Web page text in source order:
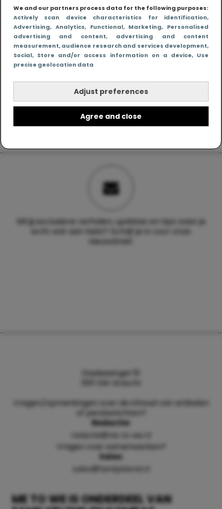
We and our partners process data for the following purposes:
Actively scan device characteristics for identification,
Advertising, Analytics, Functional, Marketing, Personalised
advertising and content, advertising and content
measurement, audience research and services development,
Social, Store and/or access information on a device, Use
precise geolocation data
Adjust preferences
Agree and close
Wil jij exclusieve verhalen, updates en tips waar je
echt wat aan hebt? Schrijf je in voor onze
nieuwsbrief.
ME TO WE IS ONDERDEEL VAN
Daalsesingel 51
3511 SW Utrecht
Vragen/opmerkingen over de inhoud van artikelen
of persberichten?
Redactie:
redactie@me-to-we.nl
Vragen over samenwerken?
Sales:
sales@familyblend.nl